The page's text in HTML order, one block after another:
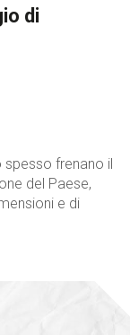
di
spesso frenano il
del Paese,
e di